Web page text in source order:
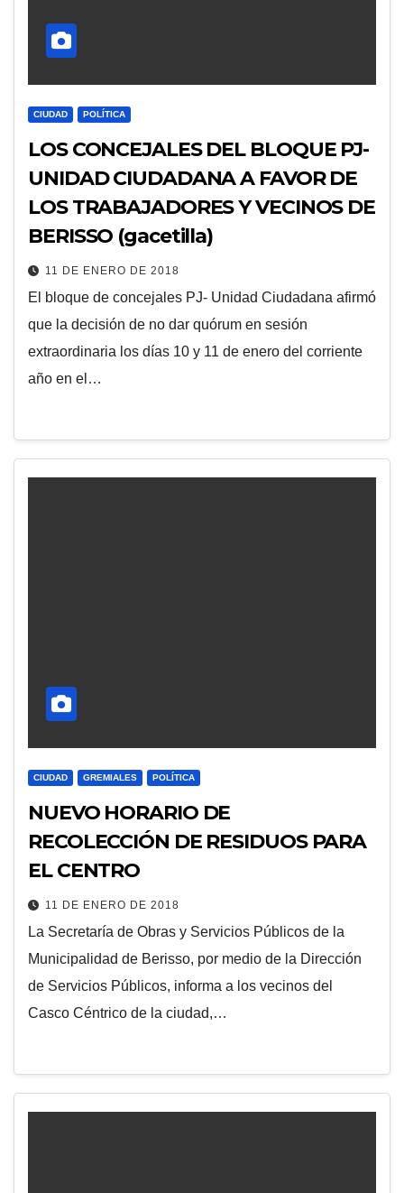
CIUDAD POLÍTICA
LOS CONCEJALES DEL BLOQUE PJ-
UNIDAD CIUDADANA A FAVOR DE
LOS TRABAJADORES Y VECINOS DE
BERISSO (gacetilla)
11 DE ENERO DE 2018
El bloque de concejales PJ- Unidad Ciudadana afirmó
que la decisión de no dar quórum en sesión
extraordinaria los días 10 y 11 de enero del corriente
año en el…
CIUDAD GREMIALES POLÍTICA
NUEVO HORARIO DE
RECOLECCIÓN DE RESIDUOS PARA
EL CENTRO
11 DE ENERO DE 2018
La Secretaría de Obras y Servicios Públicos de la
Municipalidad de Berisso, por medio de la Dirección
de Servicios Públicos, informa a los vecinos del
Casco Céntrico de la ciudad,…